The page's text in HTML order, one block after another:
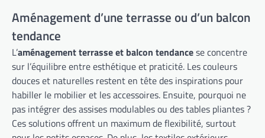
Aménagement d’une terrasse ou d’un balcon
tendance
L’aménagement terrasse et balcon tendancese concentre
sur l’équilibre entre esthétique et praticité. Les couleurs
douces et naturelles restent en tête des inspirations pour
habiller le mobilier et les accessoires. Ensuite, pourquoi ne
pas intégrer des assises modulables ou des tables pliantes ?
Ces solutions offrent un maximum de flexibilité, surtout